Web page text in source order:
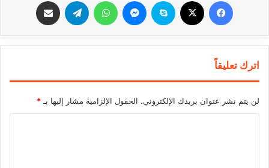
اترك تعليقاً
لن يتم نشر عنوان بريدك الإلكتروني. الحقول الإلزامية مشار إليها بـ *